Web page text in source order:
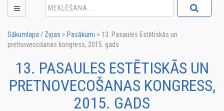
Sākumlapa / Ziņas > Pasākumi > 13. Pasaules Estētiskās un
pretnovecošanas kongress, 2015. gads
13. PASAULES ESTĒTISKĀS UN
PRETNOVECOŠANAS KONGRESS,
2015. GADS